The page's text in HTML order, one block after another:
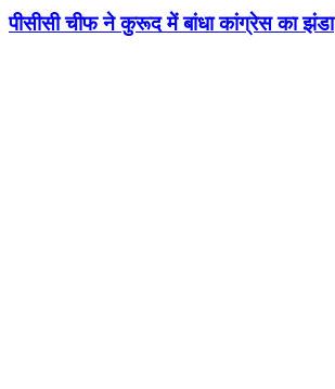
पीसीसी चीफ ने कुरूद में बांधा कांग्रेस का झंडा